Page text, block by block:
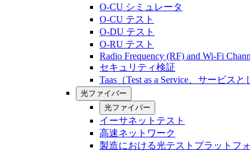
O-CU シミュレータ
O-CU テスト
O-DU テスト
O-RU テスト
Radio Frequency (RF) and Wi-Fi
セキュリティ検証
Taas（Test as a Service、サービスと
光ファイバー
光ファイバー
イーサネットテスト
高速ネットワーク
製造における光テストプラットフ